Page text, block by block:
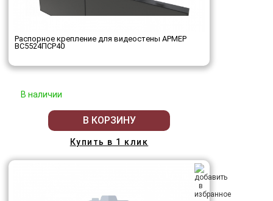
Распорное крепление для видеостены АРМЕР
ВС5524ПСР40
В наличии
В КОРЗИНУ
Купить в 1 клик